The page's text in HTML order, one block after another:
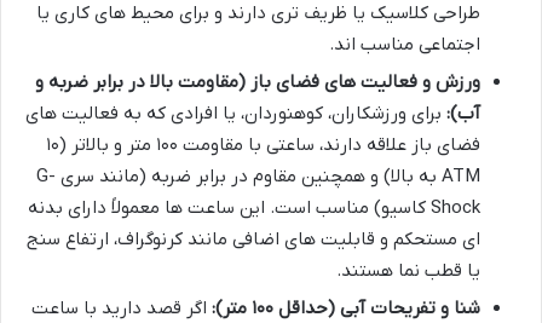
طراحی کلاسیک یا ظریف تری دارند و برای محیط های کاری یا
اجتماعی مناسب اند.
ورزش و فعالیت های فضای باز (مقاومت بالا در برابر ضربه و
آب): برای ورزشکاران، کوهنوردان، یا افرادی که به فعالیت های
فضای باز علاقه دارند، ساعتی با مقاومت ۱۰۰ متر و بالاتر (۱۰
ATM به بالا) و همچنین مقاوم در برابر ضربه (مانند سری G-
Shock کاسیو) مناسب است. این ساعت ها معمولاً دارای بدنه
ای مستحکم و قابلیت های اضافی مانند کرنوگراف، ارتفاع سنج
یا قطب نما هستند.
شنا و تفریحات آبی (حداقل ۱۰۰ متر):
اگر قصد دارید با ساعت